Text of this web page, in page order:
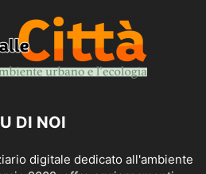
DI NOI
digitale dedicato all'ambiente